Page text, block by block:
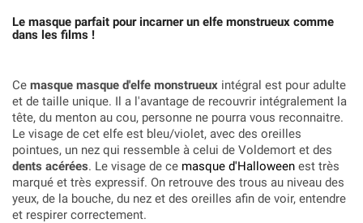
Le masque parfait pour incarner un elfe monstrueux comme
dans les films !
Ce masque masque d'elfe monstrueux intégral est pour adulte
et de taille unique. Il a l'avantage de recouvrir intégralement la
tête, du menton au cou, personne ne pourra vous reconnaitre.
Le visage de cet elfe est bleu/violet, avec des oreilles
pointues, un nez qui ressemble à celui de Voldemort et des
dents acérées. Le visage de ce masque d'Halloween est très
marqué et très expressif. On retrouve des trous au niveau des
yeux, de la bouche, du nez et des oreilles afin de voir, entendre
et respirer correctement.